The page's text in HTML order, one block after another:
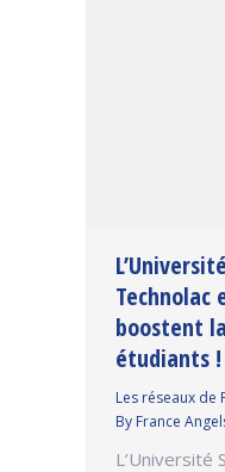
Technolac
boostent
étudiants !
Les réseaux de
By France
L’Université